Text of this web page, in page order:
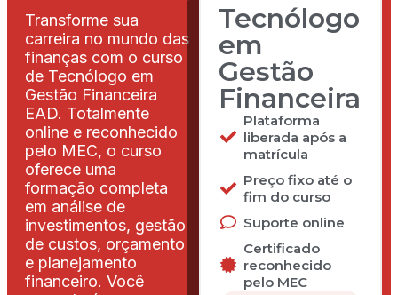
Transforme sua
carreira no mundo das
finanças com o curso
de Tecnólogo em
Gestão Financeira
EAD. Totalmente
online e reconhecido
pelo MEC, o curso
oferece uma
formação completa
em análise de
investimentos, gestão
de custos, orçamento
e planejamento
financeiro. Você
Tecnólogo
em
Gestão
Financeira
Plataforma
liberada após a
matrícula
Preço fixo até o
fim do curso
Suporte online
Certificado
reconhecido
pelo MEC